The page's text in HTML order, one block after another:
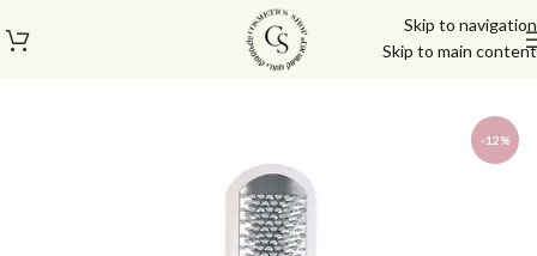
Skip to navigation
Skip to main content
עמוד הבית
-12%